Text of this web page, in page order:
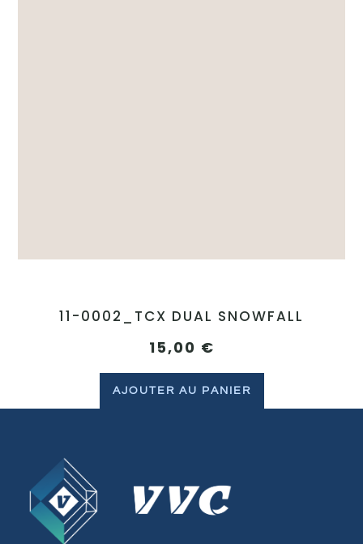
11-0002_TCX DUAL SNOWFALL
15,00 €
AJOUTER AU PANIER